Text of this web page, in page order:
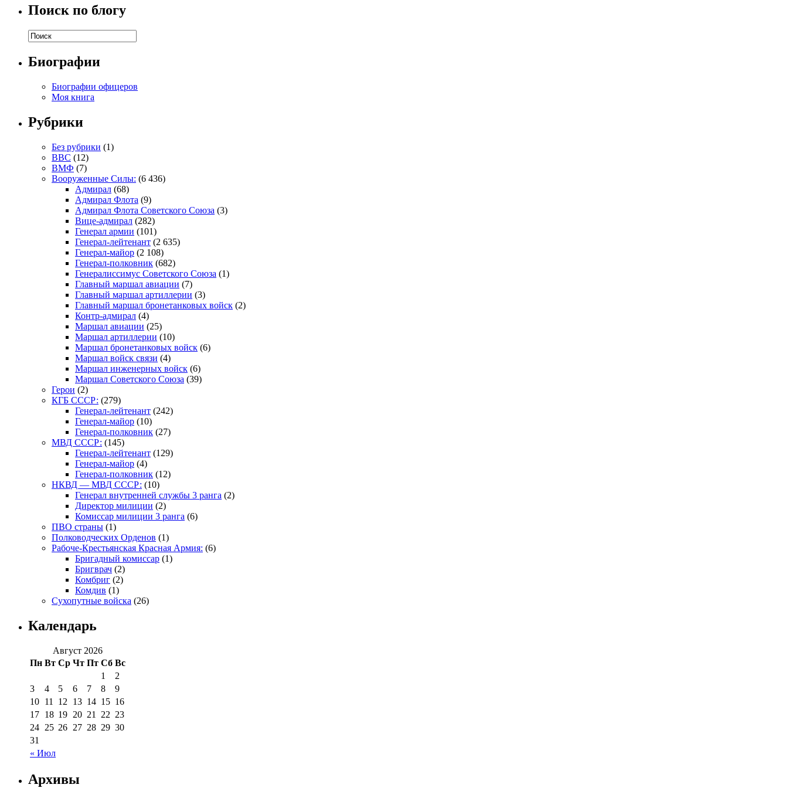
Поиск по блогу
Биографии
Биографии офицеров
Моя книга
Рубрики
Без рубрики (1)
ВВС (12)
ВМФ (7)
Вооруженные Силы: (6 436)
Адмирал (68)
Адмирал Флота (9)
Адмирал Флота Советского Союза (3)
Вице-адмирал (282)
Генерал армии (101)
Генерал-лейтенант (2 635)
Генерал-майор (2 108)
Генерал-полковник (682)
Генералиссимус Советского Союза (1)
Главный маршал авиации (7)
Главный маршал артиллерии (3)
Главный маршал бронетанковых войск (2)
Контр-адмирал (4)
Маршал авиации (25)
Маршал артиллерии (10)
Маршал бронетанковых войск (6)
Маршал войск связи (4)
Маршал инженерных войск (6)
Маршал Советского Союза (39)
Герои (2)
КГБ СССР: (279)
Генерал-лейтенант (242)
Генерал-майор (10)
Генерал-полковник (27)
МВД СССР: (145)
Генерал-лейтенант (129)
Генерал-майор (4)
Генерал-полковник (12)
НКВД — МВД СССР: (10)
Генерал внутренней службы 3 ранга (2)
Директор милиции (2)
Комиссар милиции 3 ранга (6)
ПВО страны (1)
Полководческих Орденов (1)
Рабоче-Крестьянская Красная Армия: (6)
Бригадный комиссар (1)
Бригврач (2)
Комбриг (2)
Комдив (1)
Сухопутные войска (26)
Календарь
Август 2026
Пн Вт Ср Чт Пт Сб Вс
« Июл
1
2
3
4 5 6 7 8
9
10 11 12 13 14 15 16
17 18 19 20 21 22 23
24 25 26 27 28 29 30
31
Архивы